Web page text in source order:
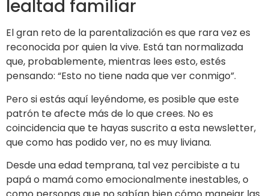
lealtad familiar
El gran reto de la parentalización es que rara vez es
reconocida por quien la vive. Está tan normalizada
que, probablemente, mientras lees esto, estés
pensando: “Esto no tiene nada que ver conmigo”.
Pero si estás aquí leyéndome, es posible que este
patrón te afecte más de lo que crees. No es
coincidencia que te hayas suscrito a esta newsletter,
que como has podido ver, no es muy liviana.
Desde una edad temprana, tal vez percibiste a tu
papá o mamá como emocionalmente inestables, o